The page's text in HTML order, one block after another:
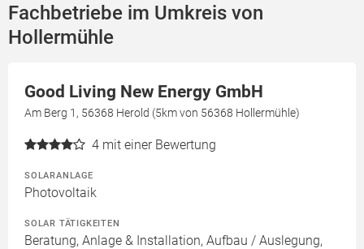
Fachbetriebe im Umkreis von
Hollermühle
Good Living New Energy GmbH
Am Berg 1, 56368 Herold (5km von 56368 Hollermühle)
4 mit einer Bewertung
SOLARANLAGE
Photovoltaik
SOLAR TÄTIGKEITEN
Beratung, Anlage & Installation, Aufbau / Auslegung,